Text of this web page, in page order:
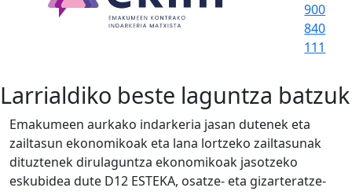
900
840
111
Larrialdiko beste laguntza batzuk
Emakumeen aurkako indarkeria jasan dutenek eta
zailtasun ekonomikoak eta lana lortzeko zailtasunak
dituztenek dirulaguntza ekonomikoak jasotzeko
eskubidea dute D12 ESTEKA, osatze- eta gizarteratze-